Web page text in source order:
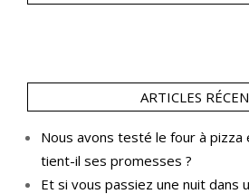
ARTICLES
Nous avons testé le four à pizza
tient-il ses promesses ?
Et si vous passiez une nuit dans